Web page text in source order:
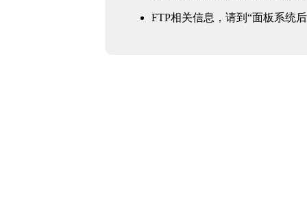
FTP相关信息，请到“面板系统